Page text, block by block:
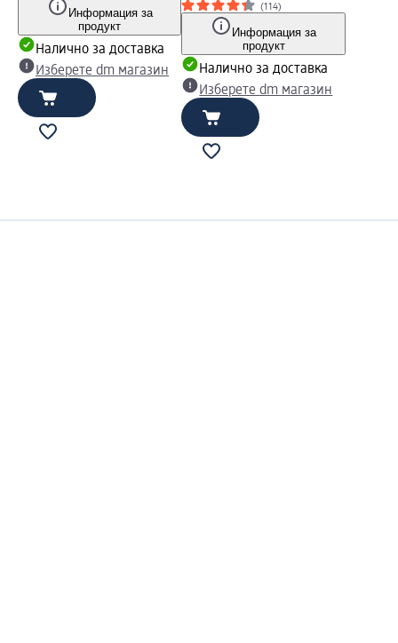
Информация за
продукт
Налично за доставка
Изберете dm магазин
(114)
Информация за
продукт
Налично за доставка
Изберете dm магазин